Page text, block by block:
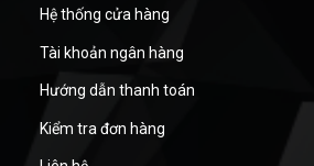
Hệ thống cửa hàng
Tài khoản ngân hàng
Hướng dẫn thanh toán
Kiểm tra đơn hàng